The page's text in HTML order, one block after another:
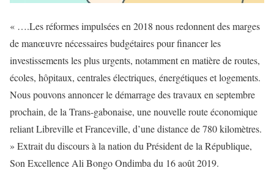
« ….Les réformes impulsées en 2018 nous redonnent des marges
de manœuvre nécessaires budgétaires pour financer les
investissements les plus urgents, notamment en matière de routes,
écoles, hôpitaux, centrales électriques, énergétiques et logements.
Nous pouvons annoncer le démarrage des travaux en septembre
prochain, de la Trans-gabonaise, une nouvelle route économique
reliant Libreville et Franceville, d’une distance de 780 kilomètres.
» Extrait du discours à la nation du Président de la République,
Son Excellence Ali Bongo Ondimba du 16 août 2019.